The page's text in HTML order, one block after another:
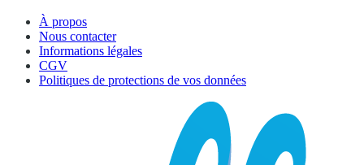
À propos
Nous contacter
Informations légales
CGV
Politiques de protections de vos données